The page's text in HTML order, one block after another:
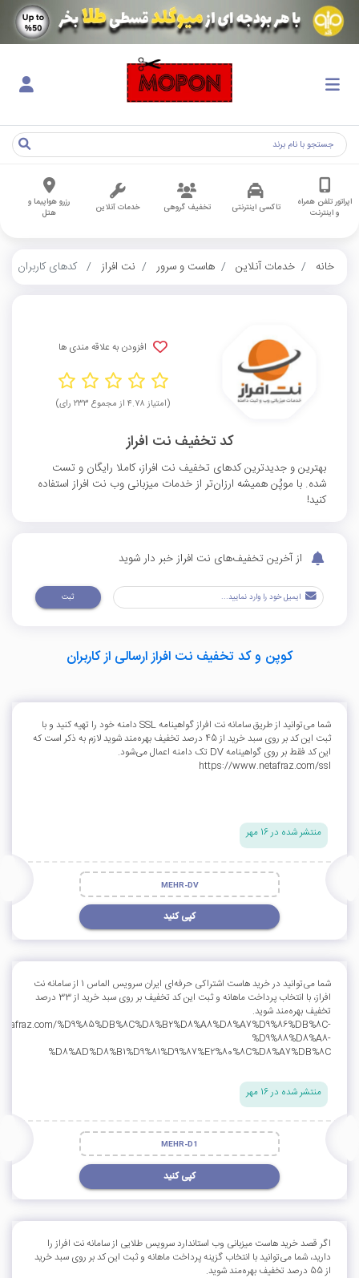
اپراتور تلفن همراه
و اینترنت
تاکسی اینترنتی تخفیف گروهی خدمات آنلاین
رزرو هواپیما و
هتل
خانه خدمات آنلاین هاست و سرور نت افراز کدهای کاربران
افزودن به علاقه مندی ها
(امتیاز ۴.۷۸ از مجموع ۲۳۳ رای)
کد تخفیف نت افراز
بهترین و جدیدترین کدهای تخفیف نت افراز، کاملا رایگان و تست
شده. با موپُن همیشه ارزان‌تر از خدمات میزبانی وب نت افراز استفاده
کنید!
از آخرین تخفیف‌های نت افراز خبر دار شوید
ثبت
کوپن و کد تخفیف نت افراز ارسالی از کاربران
شما می‌توانید از طریق سامانه نت افراز گواهینامه SSL دامنه خود را تهیه کنید و با
ثبت این کد بر روی سبد خرید از 45 درصد تخفیف بهره‌مند شوید لازم به ذکر است که
این کد فقط بر روی گواهینامه DV تک دامنه اعمال می‌شود.
https://www.netafraz.com/ssl
منتشر شده در 16 مهر
MEHR-DV
کپی کنید
شما می‌توانید در خرید هاست اشتراکی حرفه‌ای ایران سرویس الماس 1 از سامانه نت
افراز، با انتخاب پرداخت ماهانه و ثبت این کد تخفیف بر روی سبد خرید از 33 درصد
تخفیف بهره‌مند شوید.
%D9%85%DB%8C%D8%B2%D8%A8%D8%A7%D9%86%DB%8C-
%D9%88%D8%A8-
%D8%AD%D8%B1%D9%81%D9%87%E2%80%8C%D8%A7%DB%8C
منتشر شده در 16 مهر
MEHR-D1
کپی کنید
اگر قصد خرید هاست میزبانی وب استاندارد سرویس طلایی از سامانه نت افراز را
دارید، شما می‌توانید با انتخاب گزینه پرداخت ماهانه و ثبت این کد بر روی سبد خرید
از 55 درصد تخفیف بهره‌مند شوید.